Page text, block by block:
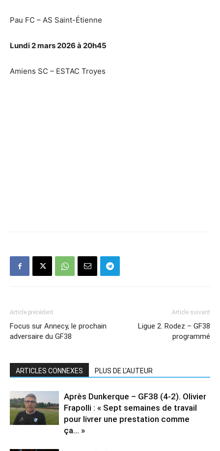
Pau FC – AS Saint-Étienne
Lundi 2 mars 2026 à 20h45
Amiens SC – ESTAC Troyes
Article précédent
Focus sur Annecy, le prochain
adversaire du GF38
Article suivant
Ligue 2. Rodez – GF38
programmé
ARTICLES CONNEXES PLUS DE L'AUTEUR
Après Dunkerque – GF38 (4-2). Olivier
Frapolli : « Sept semaines de travail
pour livrer une prestation comme
ça… »